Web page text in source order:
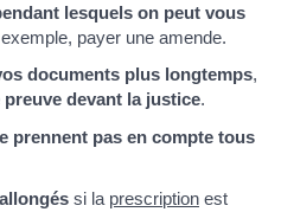
lesquels on peut vous
payer une amende.
documents plus longtemps,
devant la justice.
prennent pas en compte tous
si la prescription est